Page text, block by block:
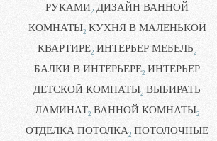
РУКАМИ2 ДИЗАЙН ВАННОЙ
КОМНАТЫ2 КУХНЯ В МАЛЕНЬКОЙ
КВАРТИРЕ2 ИНТЕРЬЕР МЕБЕЛЬ2
БАЛКИ В ИНТЕРЬЕРЕ2 ИНТЕРЬЕР
ДЕТСКОЙ КОМНАТЫ2 ВЫБИРАТЬ
ЛАМИНАТ2 ВАННОЙ КОМНАТЫ2
ОТДЕЛКА ПОТОЛКА2 ПОТОЛОЧНЫЕ